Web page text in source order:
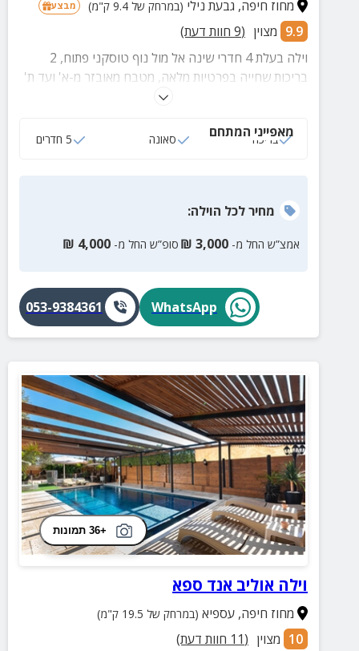
מחוז חיפה, גבעת נילי (במרחק של 9.4 ק"מ) מבצע
9.9 מצוין (
9 חוות דעת)
וילה בעלת 4 חדרי שינה אל מול נוף טוסקני פתוח, 2
בריכות שחייה בפרטיות מלאה, מטבח מאובזר מ-א' ועד ת'
ושלל אטרקציות לכל הגילאים במרחק קצר.
מאפייני המתחם
בריכה סאונה 5 חדרים
מחירלכל הוילה:
אמצ”ש החל מ- 3,000
₪ סופ”ש החל מ- 4,000
₪
WhatsApp
053-9384361
+36 תמונות
וילה אוליב אנד ספא
מחוז חיפה,עספיא (במרחק של 19.5 ק"מ)
10 מצוין (
11 חוות דעת)